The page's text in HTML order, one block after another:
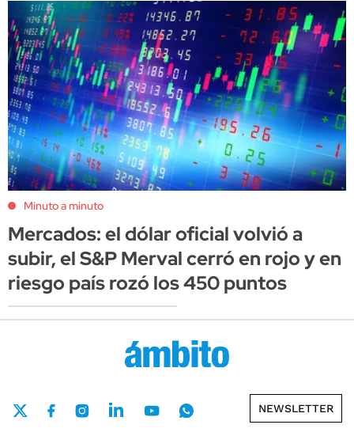
Minuto a minuto
Mercados: el dólar oficial volvió a
subir, el S&P Merval cerró en rojo y en
riesgo país rozó los 450 puntos
NEWSLETTER